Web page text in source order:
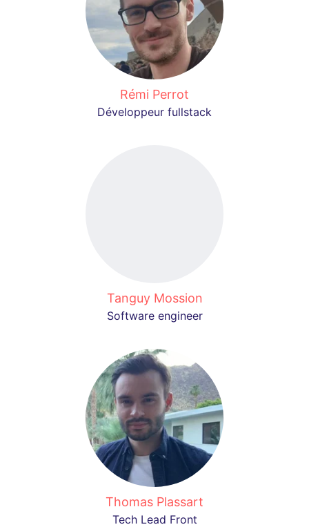
Rémi Perrot
Développeur fullstack
Tanguy Mossion
Software engineer
Thomas Plassart
Tech Lead Front